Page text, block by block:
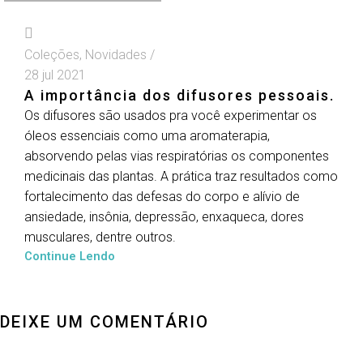
Coleções, Novidades
28 jul 2021
A importância dos difusores pessoais.
Os difusores são usados pra você experimentar os
óleos essenciais como uma aromaterapia,
absorvendo pelas vias respiratórias os componentes
medicinais das plantas. A prática traz resultados como
fortalecimento das defesas do corpo e alívio de
ansiedade, insônia, depressão, enxaqueca, dores
musculares, dentre outros.
Continue Lendo
DEIXE UM COMENTÁRIO